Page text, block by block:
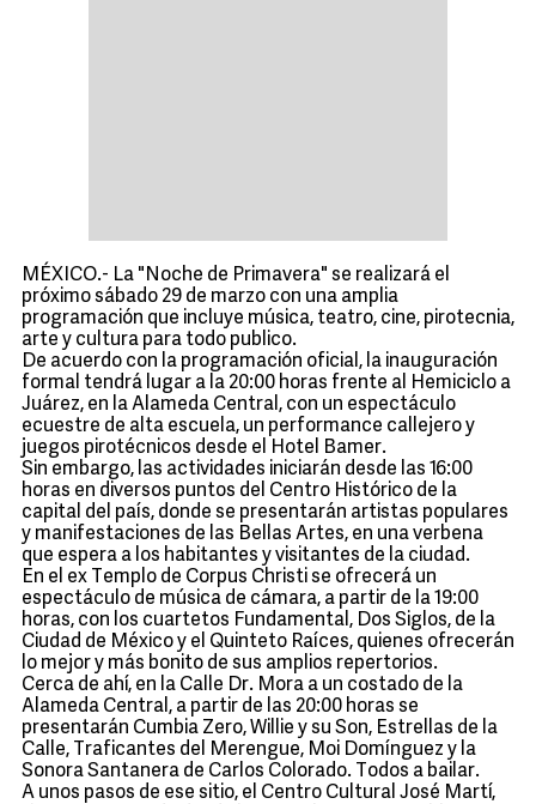
MÉXICO.- La "Noche de Primavera" se realizará el
próximo sábado 29 de marzo con una amplia
programación que incluye música, teatro, cine, pirotecnia,
arte y cultura para todo publico.
De acuerdo con la programación oficial, la inauguración
formal tendrá lugar a la 20:00 horas frente al Hemiciclo a
Juárez, en la Alameda Central, con un espectáculo
ecuestre de alta escuela, un performance callejero y
juegos pirotécnicos desde el Hotel Bamer.
Sin embargo, las actividades iniciarán desde las 16:00
horas en diversos puntos del Centro Histórico de la
capital del país, donde se presentarán artistas populares
y manifestaciones de las Bellas Artes, en una verbena
que espera a los habitantes y visitantes de la ciudad.
En el ex Templo de Corpus Christi se ofrecerá un
espectáculo de música de cámara, a partir de la 19:00
horas, con los cuartetos Fundamental, Dos Siglos, de la
Ciudad de México y el Quinteto Raíces, quienes ofrecerán
lo mejor y más bonito de sus amplios repertorios.
Cerca de ahí, en la Calle Dr. Mora a un costado de la
Alameda Central, a partir de las 20:00 horas se
presentarán Cumbia Zero, Willie y su Son, Estrellas de la
Calle, Traficantes del Merengue, Moi Domínguez y la
Sonora Santanera de Carlos Colorado. Todos a bailar.
A unos pasos de ese sitio, el Centro Cultural José Martí,